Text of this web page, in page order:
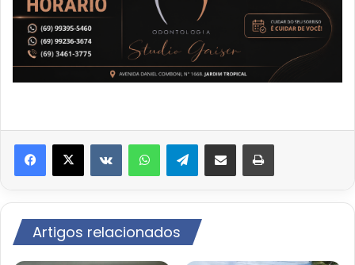
VK WhatsAppTelegramCompartilhar via e-mail Imprimir
Artigos relacionados